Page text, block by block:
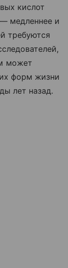
кислот
медленнее и
требуются
может
форм жизни
лет назад.